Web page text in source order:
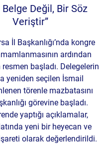
Belge Değil, Bir Söz
Veriştir”
İl Başkanlığı’nda kongre
ardından
başladı. Delegelerin
yeniden seçilen İsmail
törenle mazbatasını
görevine başladı.
yaptığı açıklamalar,
yeni bir heyecan ve
olarak değerlendirildi.